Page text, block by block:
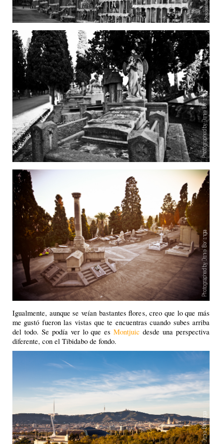
Igualmente, aunque se veían bastantes flores, creo que lo que más
me gustó fueron las vistas que te encuentras cuando subes arriba
del todo. Se podía ver lo que esMontjuic desde una perspectiva
diferente, con el Tibidabo de fondo.